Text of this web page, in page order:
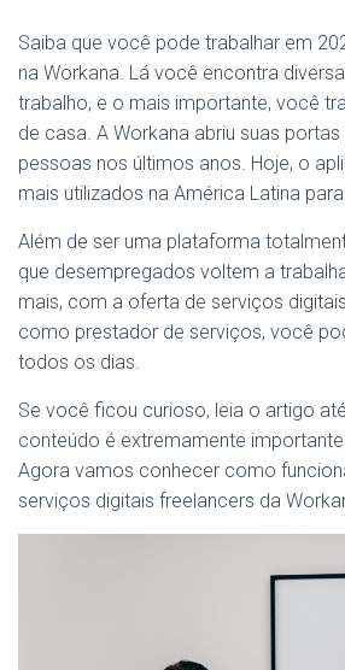
Saiba que você pode trabalhar em
na Workana. Lá você encontra
trabalho, e o mais importante, você
de casa. A Workana abriu suas
pessoas nos últimos anos. Hoje, o
mais utilizados na América Latina
Além de ser uma plataforma
que desempregados voltem a
mais, com a oferta de serviços
como prestador de serviços, você
todos os dias.
Se você ficou curioso, leia o artigo
conteúdo é extremamente
Agora vamos conhecer como
serviços digitais freelancers da